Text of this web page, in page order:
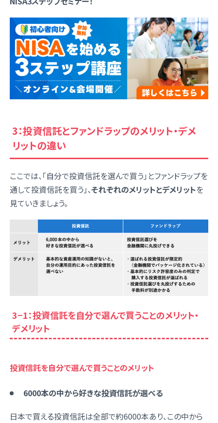
3：投資信託とファンドラップのメリット・デメ
リットの違い
ここでは、「自分で投資信託を選んで買う」とファンドラップを
通して投資信託を買う」、それぞれのメリットとデメリットを
見ていきましょう。
3−1：投資信託を自分で選んで買うことのメリット・
デメリット
投資信託を自分で選んで買うことのメリット
6000本の中から好きな投資信託が選べる
日本で買える投資信託は全部で約6000本あり、この中から